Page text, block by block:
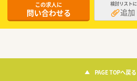
この求人に
問い合わせる
検討リストに
追加
PAGE TOPへ戻る